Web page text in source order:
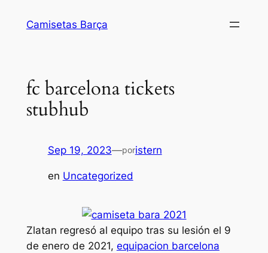
Camisetas Barça
fc barcelona tickets
stubhub
Sep 19, 2023—poristern
en Uncategorized
Zlatan regresó al equipo tras su lesión el 9
de enero de 2021, equipacion barcelona